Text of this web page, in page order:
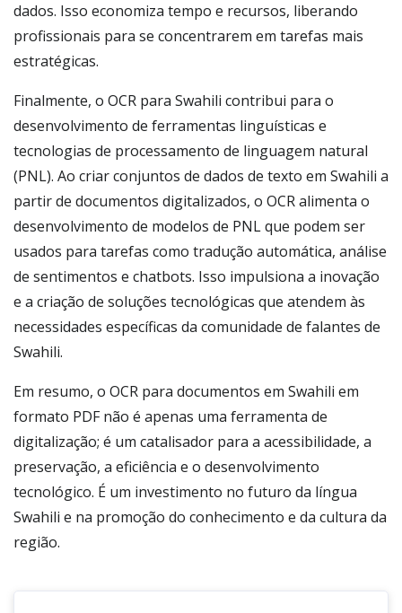
dados. Isso economiza tempo e recursos, liberando
profissionais para se concentrarem em tarefas mais
estratégicas.
Finalmente, o OCR para Swahili contribui para o
desenvolvimento de ferramentas linguísticas e
tecnologias de processamento de linguagem natural
(PNL). Ao criar conjuntos de dados de texto em Swahili a
partir de documentos digitalizados, o OCR alimenta o
desenvolvimento de modelos de PNL que podem ser
usados para tarefas como tradução automática, análise
de sentimentos e chatbots. Isso impulsiona a inovação
e a criação de soluções tecnológicas que atendem às
necessidades específicas da comunidade de falantes de
Swahili.
Em resumo, o OCR para documentos em Swahili em
formato PDF não é apenas uma ferramenta de
digitalização; é um catalisador para a acessibilidade, a
preservação, a eficiência e o desenvolvimento
tecnológico. É um investimento no futuro da língua
Swahili e na promoção do conhecimento e da cultura da
região.